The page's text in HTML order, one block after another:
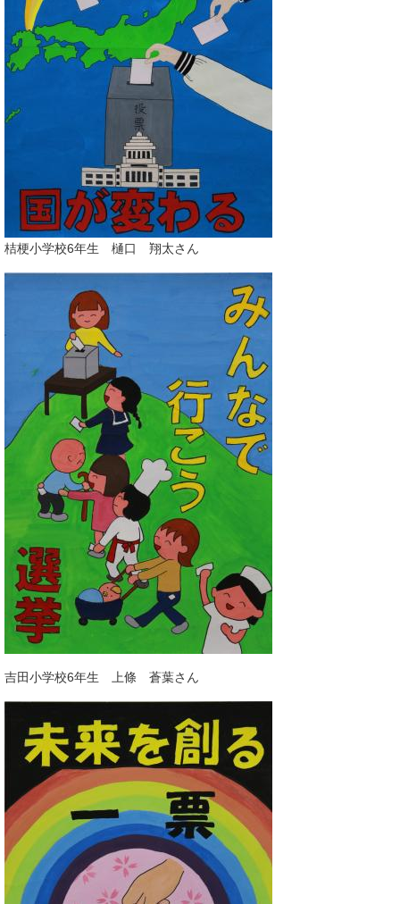
桔梗小学校6年生 樋口 翔太さん
吉田小学校6年生 上條 蒼葉さん